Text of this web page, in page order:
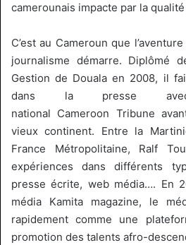
camerounais impacte par la
C’est au Cameroun que l’aventure
journalisme démarre. Diplômé
Gestion de Douala en 2008, il
dans la presse
national Cameroon Tribune
vieux continent. Entre la
France Métropolitaine, Ralf
expériences dans différents
presse écrite, web média…. En
média Kamita magazine, le
rapidement comme une
promotion des talents afro-